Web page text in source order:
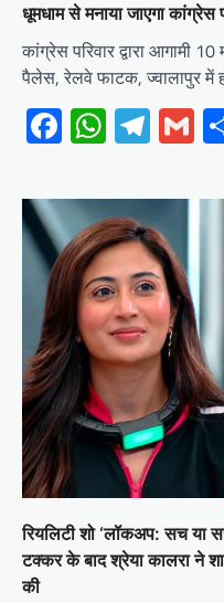
धूमधाम से मनाया जाएगा कांग्रेस
कांग्रेस परिवार द्वारा आगामी
पैलेस, रेलवे फाटक, ज्वालापुर में
Facebook
रियलिटी शो ‘लॉकअप: सच या
टक्कर के बाद श्रेया कालरा ने
की